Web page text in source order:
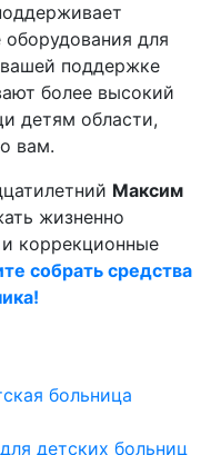
оборудования для
поддержке
более высокий
детям области,
вам.
Максим
жизненно
коррекционные
собрать средства
больница
детских больниц